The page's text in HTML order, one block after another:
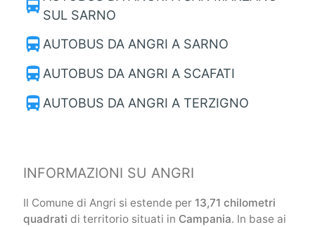
directions_bus SUL SARNO
directions_bus AUTOBUS DA ANGRI A SARNO
directions_bus AUTOBUS DA ANGRI A SCAFATI
directions_bus AUTOBUS DA ANGRI A TERZIGNO
INFORMAZIONI SU ANGRI
Il Comune di Angri si estende per 13,71 chilometri
quadrati di territorio situati in Campania. In base ai